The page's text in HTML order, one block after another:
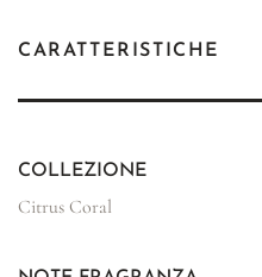
CARATTERISTICHE
COLLEZIONE
Citrus Coral